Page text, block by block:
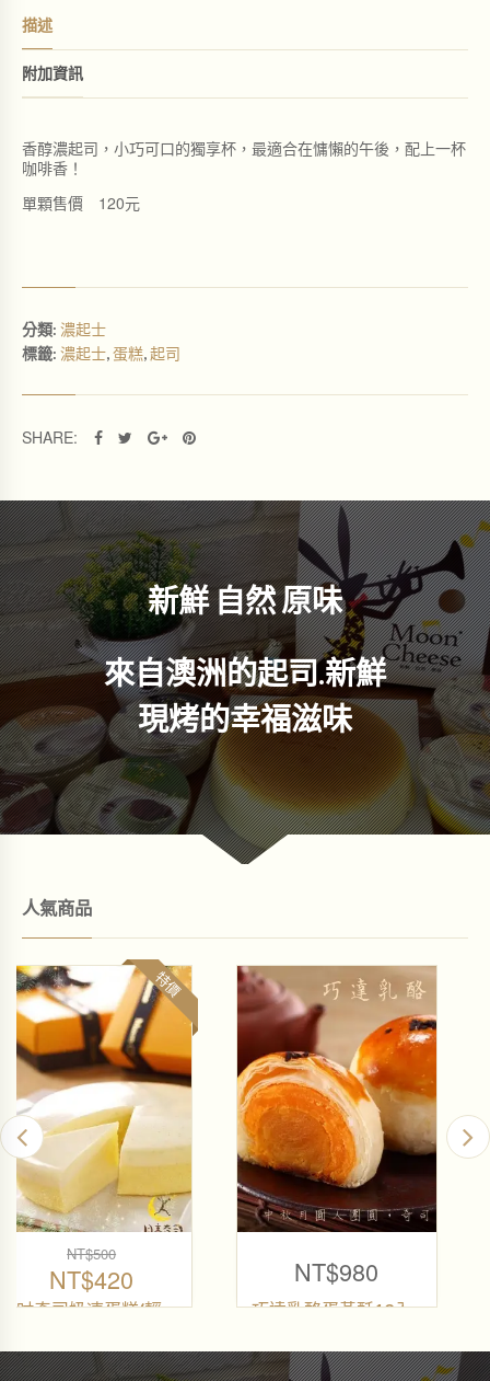
濃
起
司
禮
盒
入
)
量
描述
附加資訊
香醇濃起司，小巧可口的獨享杯，最適合在慵懶的午後，配上一杯
咖啡香！
單顆售價 120元
分類: 濃起士
標籤: 濃起士,蛋糕,起司
SHARE:
新鮮 自然 原味
來自澳洲的起司.新鮮
現烤的幸福滋味
人氣商品
NT$350
弦月奶酪禮盒(5入不
弦月奶酪
特價
始
NT$60
弦月奶酪-經典原味